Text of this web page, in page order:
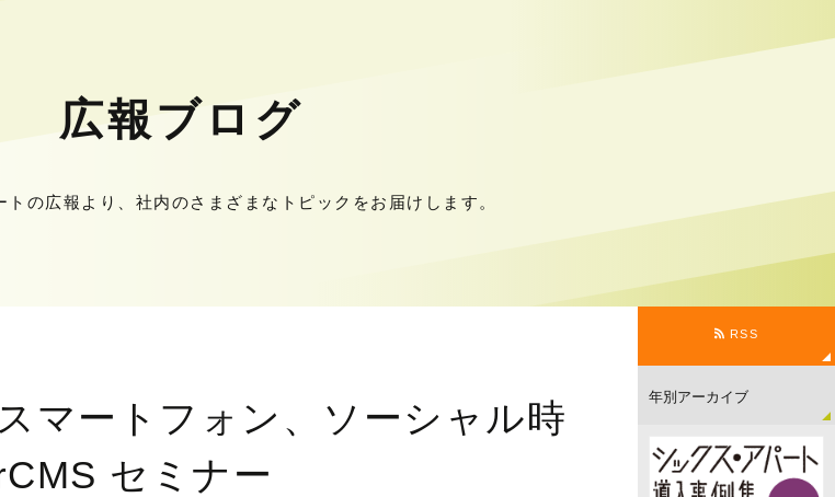
広報ブログ
トの広報より、社内のさまざまなトピックをお届けします。
マートフォン、ソーシャル時
セミナー
RSS